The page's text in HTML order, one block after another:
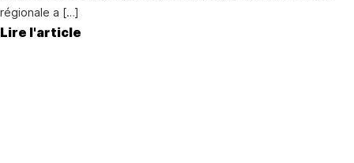
régionale a […]
Lire l'article